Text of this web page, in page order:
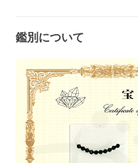
鑑別について